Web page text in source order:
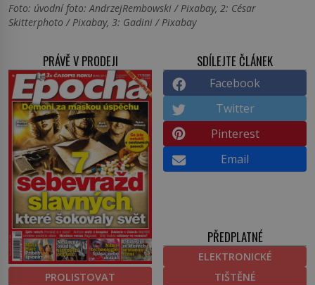
Foto: úvodní foto: AndrzejRembowski / Pixabay, 2: César
Skitterphoto / Pixabay, 3: Gadini / Pixabay
PRÁVĚ V PRODEJI
PROLISTOVAT
SDÍLEJTE ČLÁNEK
Facebook
Twitter
Pinterest
Email
PŘEDPLATNÉ
ELEKTRONICKÉ
TIŠTĚNÉ